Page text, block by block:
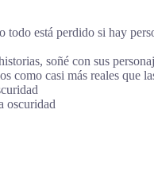
está perdido si hay
soñé con sus
casi más reales que
oscuridad